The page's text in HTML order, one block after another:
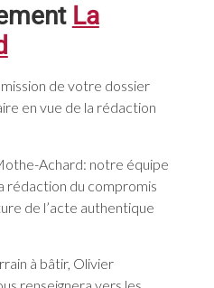
La
de votre dossier
en vue de la rédaction
Achard: notre équipe
rédaction du compromis
de l’acte authentique
à bâtir, Olivier